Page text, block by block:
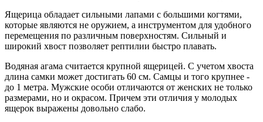
Ящерица обладает сильными лапами с большими когтями,
которые являются не оружием, а инструментом для удобного
перемещения по различным поверхностям. Сильный и
широкий хвост позволяет рептилии быстро плавать.
Водяная агама считается крупной ящерицей. С учетом хвоста
длина самки может достигать 60 см. Самцы и того крупнее -
до 1 метра. Мужские особи отличаются от женских не только
размерами, но и окрасом. Причем эти отличия у молодых
ящерок выражены довольно слабо.